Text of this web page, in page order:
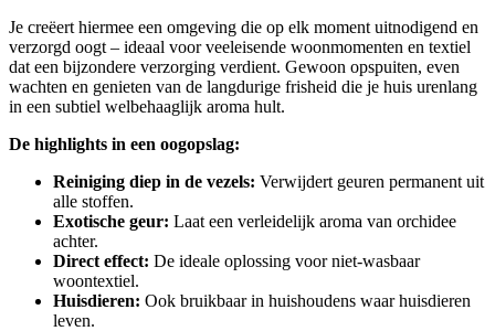
Je creëert hiermee een omgeving die op elk moment uitnodigend en
verzorgd oogt – ideaal voor veeleisende woonmomenten en textiel
dat een bijzondere verzorging verdient. Gewoon opspuiten, even
wachten en genieten van de langdurige frisheid die je huis urenlang
in een subtiel welbehaaglijk aroma hult.
De highlights in een oogopslag:
Reiniging diep in de vezels: Verwijdert geuren permanent uit
alle stoffen.
Exotische geur: Laat een verleidelijk aroma van orchidee
achter.
Direct effect: De ideale oplossing voor niet-wasbaar
woontextiel.
Huisdieren: Ook bruikbaar in huishoudens waar huisdieren
leven.